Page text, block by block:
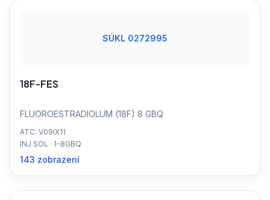
SÚKL 0272995
18F-FES
FLUOROESTRADIOLUM (18F) 8 GBQ
ATC: V09IX11
INJ SOL · 1-8GBQ
143 zobrazení